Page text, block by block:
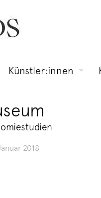
Künstler:innen
2018